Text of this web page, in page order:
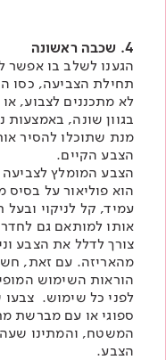
4. שכבה ראשונה
הגענו לשלב בו אפשר
תחילת הצביעה, כסו
לא מתכננים לצבוע,
בגוון שונה, באמצעות
מנת שתוכלו להסיר
הצבע הקיים.​
הצבע המומלץ
הוא פוליאור על
עמיד, קל לניקוי
אותו למותאם גם
צורך לדלל את הצבע
מהאריזה. עם זאת,
הוראות השימוש
לפני כל שימוש.
ספוגי או עם מברשת
המשטח, והמתינו
הצבע.